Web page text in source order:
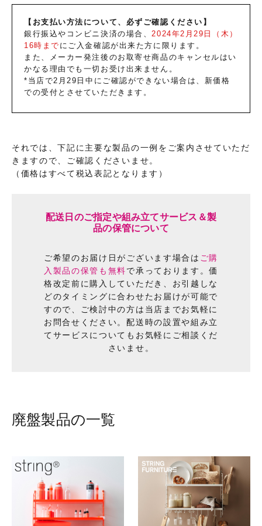
【お支払い方法について、必ずご確認ください】
銀行振込やコンビニ決済の場合、2024年2月29日（木）
16時まで にご入金確認が出来た方に限ります。
また、メーカー発注後のお取寄せ商品のキャンセルはい
かなる理由でも一切お受け出来ません。
*当店で2月29日中にご確認ができない場合は、新価格
での受付とさせていただきます。
それでは、下記に主要な製品の一例をご案内させていただ
きますので、ご確認くださいませ。
（価格はすべて税込表記となります）
配送日のご指定や組み立てサービス＆製
品の保管について
ご希望のお届け日がございます場合は ご購
入製品の保管も無料で承っております。価
格改定前に購入していただき、お引越しな
どのタイミングに合わせたお届けが可能で
すので、ご検討中の方は当店までお気軽に
お問合せください。配送時の設置や組み立
てサービスについてもお気軽にご相談くだ
さいませ。
廃盤製品の一覧